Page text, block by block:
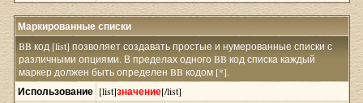
Маркированные списки
BB код [list] позволяет создавать простые и нумерованные списки с
различными опциями. В пределах одного BB код списка каждый
маркер должен быть определен BB кодом [*].
Использование [list]значение[/list]